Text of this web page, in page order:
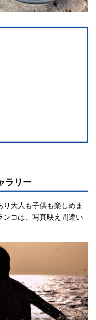
ラリー
大人も子供も楽しめま
コは、写真映え間違い